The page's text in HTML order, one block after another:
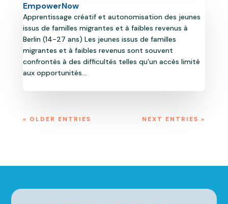
EmpowerNow
Apprentissage créatif et autonomisation des jeunes
issus de familles migrantes et à faibles revenus à
Berlin (14-27 ans) Les jeunes issus de familles
migrantes et à faibles revenus sont souvent
confrontés à des difficultés telles qu'un accès limité
aux opportunités...
« OLDER ENTRIES NEXT ENTRIES »